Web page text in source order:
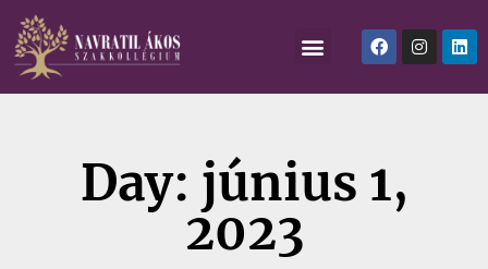
Day: június 1,
2023